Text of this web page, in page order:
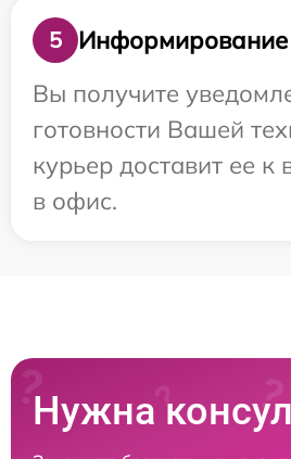
5
Информирование
Вы получите
готовности Вашей
курьер доставит ее
в офис.
Нужна